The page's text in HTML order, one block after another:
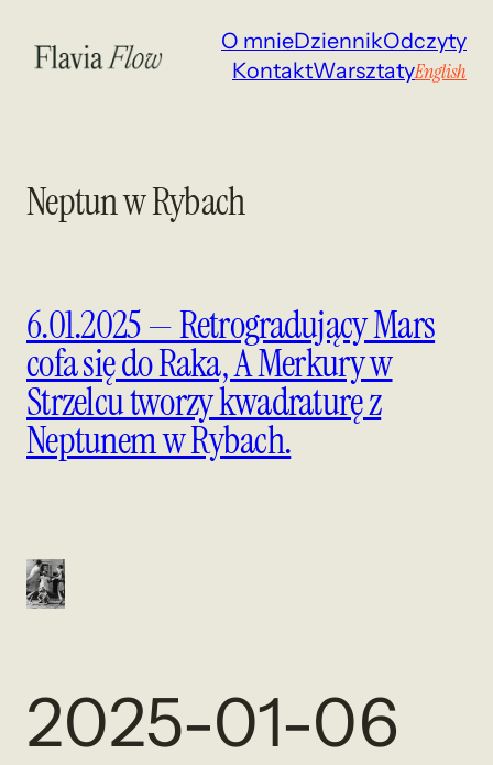
O mnieDziennikOdczyty
KontaktWarsztatyEnglish
Neptun w Rybach
6.01.2025 — Retrogradujący Mars
cofa się do Raka, A Merkury w
Strzelcu tworzy kwadraturę z
Neptunem w Rybach.
2025-01-06